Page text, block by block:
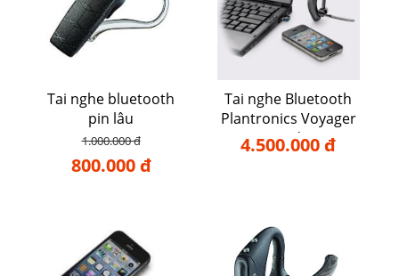
Tai nghe bluetooth
pin lâu
1.000.000 đ
800.000 đ
Tai nghe Bluetooth
Plantronics Voyager
Legend UC
4.500.000 đ